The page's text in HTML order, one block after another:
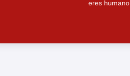
eres humano.